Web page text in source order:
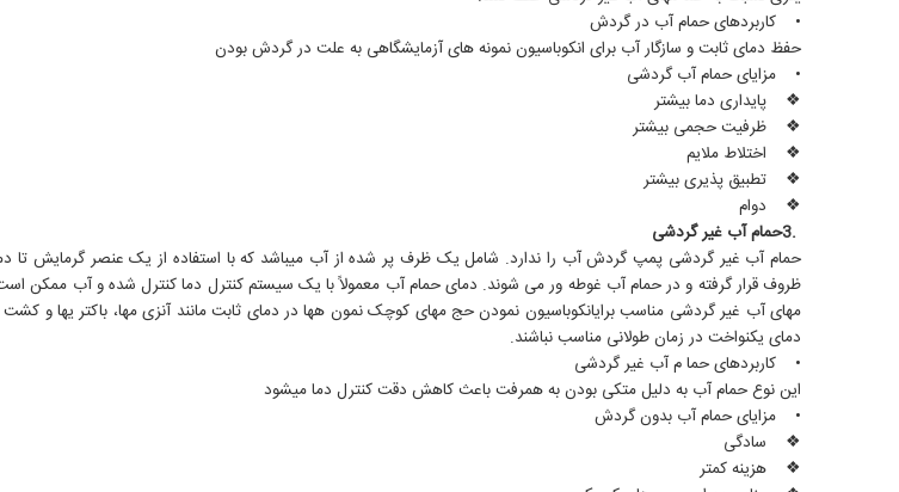
• کاربردهای حمام آب در گردش
حفظ دمای ثابت و سازگار آب برای انکوباسیون نمونه های آزمایشگاهی به علت در گردش بودن
• مزایای حمام آب گردشی
❖ پایداری دما بیشتر
❖ ظرفیت حجمی بیشتر
❖ اختلاط ملایم
❖ تطبیق پذیری بیشتر
❖ دوام
.3حمام آب غیر گردشی
حمام آب غیر گردشی پمپ گردش آب را ندارد. شامل یک ظرف پر شده از آب میباشد که با استفاده از یک عنصر گرمایش تا
ظروف قرار گرفته و در حمام آب غوطه ور می شوند. دمای حمام آب معمولاً با یک سیستم کنترل دما کنترل شده و آب ممکن
مهای آب غیر گردشی مناسب برایانکوباسیون نمودن حج مهای کوچک نمون هها در دمای ثابت مانند آنزی مها، باکتر یها و
دمای یکنواخت در زمان طولانی مناسب نباشند.
• کاربردهای حما م آب غیر گردشی
این نوع حمام آب به دلیل متکی بودن به همرفت باعث کاهش دقت کنترل دما میشود
• مزایای حمام آب بدون گردش
❖ سادگی
❖ هزینه کمتر